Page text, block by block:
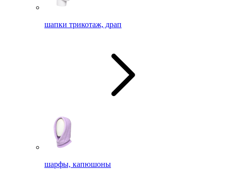
шапки трикотаж, драп
шарфы, капюшоны